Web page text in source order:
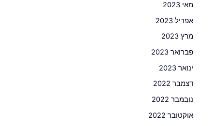
מאי 2023
אפריל 2023
מרץ 2023
פברואר 2023
ינואר 2023
דצמבר 2022
נובמבר 2022
אוקטובר 2022